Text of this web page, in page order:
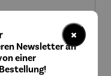
Malt 0,5 l
×
Newsletter an
einer